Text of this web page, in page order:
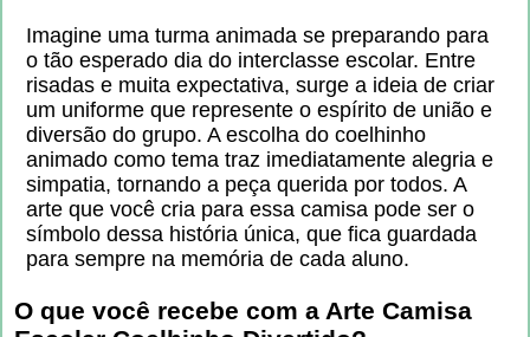
Imagine uma turma animada se preparando para
o tão esperado dia do interclasse escolar. Entre
risadas e muita expectativa, surge a ideia de criar
um uniforme que represente o espírito de união e
diversão do grupo. A escolha do coelhinho
animado como tema traz imediatamente alegria e
simpatia, tornando a peça querida por todos. A
arte que você cria para essa camisa pode ser o
símbolo dessa história única, que fica guardada
para sempre na memória de cada aluno.
O que você recebe com a Arte Camisa